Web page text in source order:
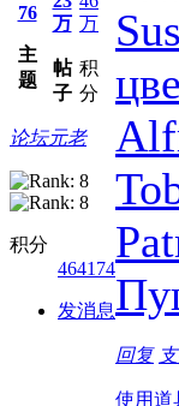
76
主
题
万
帖
子
万
积
分
论坛元老
积分
464174
发消息
回复
使用道